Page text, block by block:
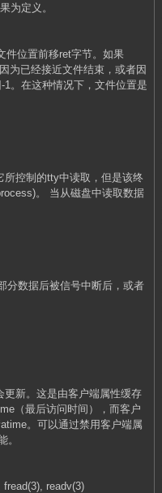
为定义。
位置前移ret字节。如果
为已经接近文件结束，或者因
。在这种情况下，文件位置是
控制的tty中读取，但是该终
。 当从磁盘中读取数据
数据后被信号中断后，或者
新。这是由客户端属性缓存
（最后访问时间），而客户
。可以通过禁用客户端属
。
readv(3)